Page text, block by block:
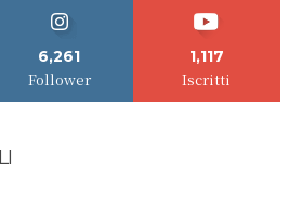
6,261
Follower
1,117
Iscritti